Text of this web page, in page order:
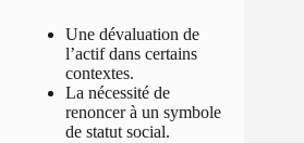
Une dévaluation de
l’actif dans certains
contextes.
La nécessité de
renoncer à un symbole
de statut social.